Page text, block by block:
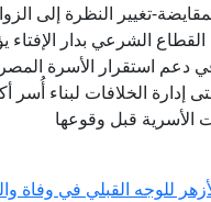
تغيير النظرة إلى
الشرعي بدار الإفتاء
دعم استقرار الأسرة
إدارة الخلافات لبناء
الأسرية قبل وقوعها
للوجه القبلي في وفاة